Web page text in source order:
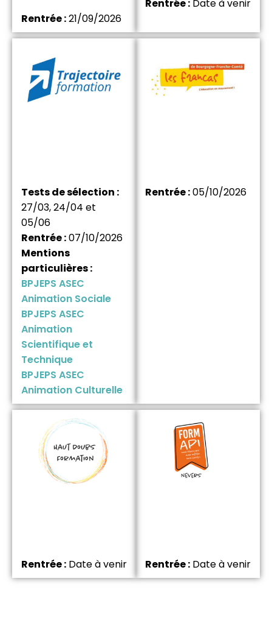
Rentrée :21/09/2026
Rentrée : Date à venir
Tests de sélection :
27/03, 24/04 et
05/06
Rentrée :07/10/2026
Mentions
particulières :
BPJEPS ASEC
Animation Sociale
BPJEPS ASEC
Animation
Scientifique et
Technique
BPJEPS ASEC
Animation Culturelle
Rentrée :05/10/2026
Rentrée : Date à venir Rentrée : Date à venir